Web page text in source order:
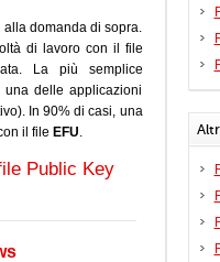
domanda di sopra.
di lavoro con il file
La più semplice
delle applicazioni
In 90% di casi, una
il file EFU.
Public Key